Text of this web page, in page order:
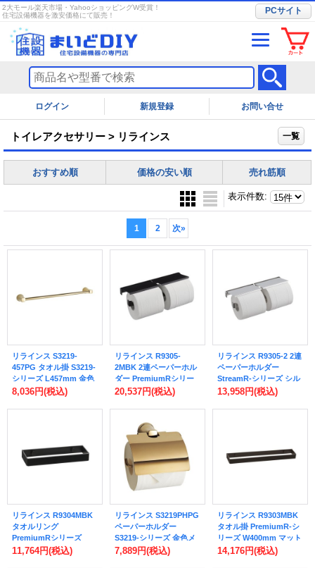
2大モール楽天市場・YahooショッピングW受賞！
住宅設備機器を激安価格にて販売！
PCサイト
ログイン お問い合せ
トイレアクセサリー > リラインス 一覧
おすすめ順 価格の安い順 売れ筋順
表示件数:
1 2 次»
リラインス S3219-
457PG タオル掛 S3219-
シリーズ L457mm 金色
メッキ
8,036円(税込)
リラインス R9305-
2MBK 2連ペーパーホル
ダー PremiumRシリー
ズ マットブラック
20,537円(税込)
リラインス R9305-2 2連
ペーパーホルダー
StreamR-シリーズ シル
バー
13,958円(税込)
リラインス R9304MBK
タオルリング
PremiumRシリーズ
W200mm マットブラッ
11,764円(税込)
リラインス S3219PHPG
ペーパーホルダー
S3219-シリーズ 金色メ
ッキ
7,889円(税込)
リラインス R9303MBK
タオル掛 PremiumR-シ
リーズ W400mm マット
ブラック
14,176円(税込)